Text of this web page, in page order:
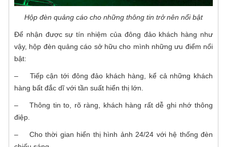
font chữ, mọi hình dáng. Đảm bảo nét cắt
đẹp, tinh xảo với độ chính xác cao cùng báo
đường lớn, khu vực công cộng, ga tàu hoặc
sân bay.
In UV là gì? Chất lượng in UV như thế
không còn xa lạ với những ai hoạt động
trong ngành in quảng cáo. Tuy nhiên nó
cũng tương đối mới mẻ với những ai mới bắt
sự lựa chọn hàng đầu nhờ vào tính ưu việt
cấp dịch vụ in decal dán ngoài trời để quảng
Hộp đèn quảng cáo cho những thông tin trở nên nổi bật
Để nhận được sự tín nhiệm của đông đảo khách hàng như
vậy, hộp đèn quảng cáo sở hữu cho mình những ưu điểm nổi
bật:
– Tiếp cận tới đông đảo khách hàng, kể cả những khách
hàng bất đắc dĩ với tần suất hiển thị lớn.
– Thông tin to, rõ ràng, khách hàng rất dễ ghi nhớ thông
điệp.
– Cho thời gian hiển thị hình ảnh 24/24 với hệ thống đèn